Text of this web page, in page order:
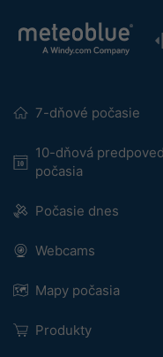
7-dňové počasie
10-dňová
počasia
Počasie dnes
Webcams
Mapy počasia
Produkty